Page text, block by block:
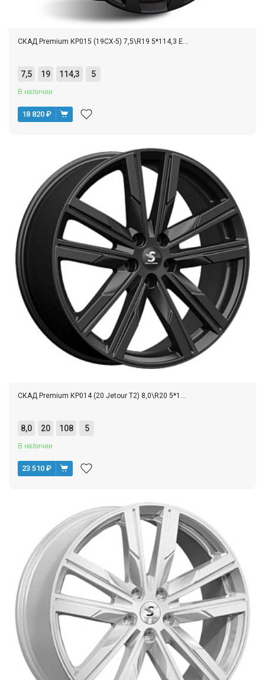
СКАД Premium КР015 (19CX-5) 7,5\R19 5*114,3 E...
7,5 19 114,3 5
В наличии
18 820 ₽
СКАД Premium КР014 (20 Jetour T2) 8,0\R20 5*1...
8,0 20 108 5
В наличии
23 510 ₽